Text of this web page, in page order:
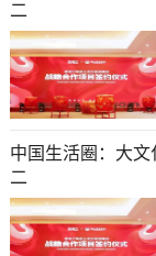
二
中国生活圈：大
二